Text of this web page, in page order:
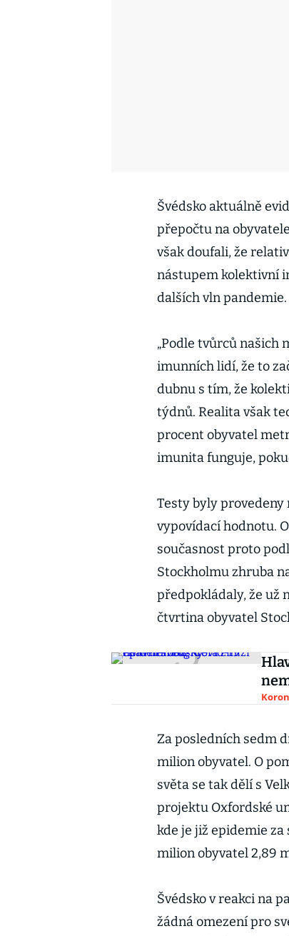
Švédsko aktuálně
přepočtu na
však doufali, že
nástupem kolektivní
dalších vln pandemie.
„Podle tvůrců našich
imunních lidí, že to
dubnu s tím, že
týdnů. Realita však
procent obyvatel
imunita funguje,
Testy byly
vypovídací hodnotu.
současnost proto
Stockholmu zhruba
předpokládaly, že už
čtvrtina obyvatel
Za posledních sedm
milion obyvatel. O
světa se tak dělí s
projektu Oxfordské
kde je již epidemie
milion obyvatel 2,89
Švédsko v reakci na
žádná omezení pro